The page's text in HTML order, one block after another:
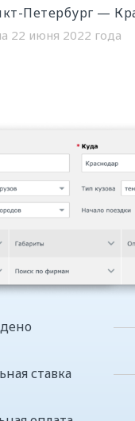
Петербург —
22 июня 2022 года
ставка